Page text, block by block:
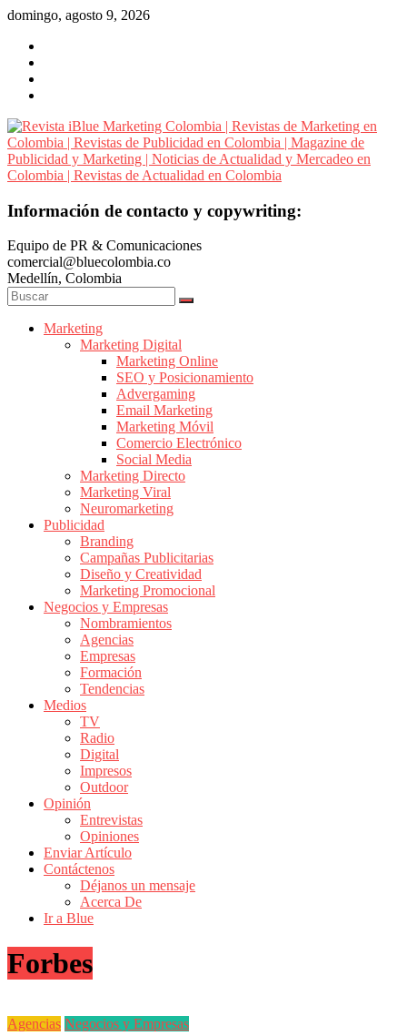
Saltar
contenido
domingo, agosto 9, 2026
Revista
Marketing
Colombia
|
Revistas
Marketing
Publicidad
Colombia
Magazine
Publicidad
Marketing
Noticias
Actualidad
Mercadeo
Colombia
Revistas
Actualidad
Colombia
Revista
iBlue
Marketing
de
Información de contacto y copywriting:
Equipo de PR & Comunicaciones
comercial@bluecolombia.co
Medellín, Colombia
Marketing
Marketing Digital
Marketing Online
SEO y Posicionamiento
Advergaming
Email Marketing
Marketing Móvil
Comercio Electrónico
Social Media
Marketing Directo
Marketing Viral
Neuromarketing
Publicidad
Branding
Campañas Publicitarias
Diseño y Creatividad
Marketing Promocional
Negocios y Empresas
Nombramientos
Agencias
Empresas
Formación
Tendencias
Medios
TV
Radio
Digital
Impresos
Outdoor
Opinión
Entrevistas
Opiniones
Enviar Artículo
Contáctenos
Déjanos un mensaje
Acerca De
Ir a Blue
Forbes
Agencias Negocios y Empresas